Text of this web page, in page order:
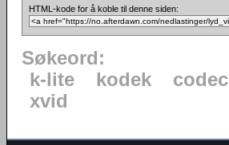
HTML-kode for å koble til denne siden:
Søkeord:
k-lite
kodek codec
xvid